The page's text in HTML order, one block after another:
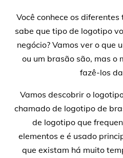
Você conhece os
sabe que tipo de logotipo
negócio? Vamos ver o que
ou um brasão são, mas o
fazê-los
Vamos descobrir o
chamado de logotipo de
de logotipo que
elementos e é usado
que existam há muito